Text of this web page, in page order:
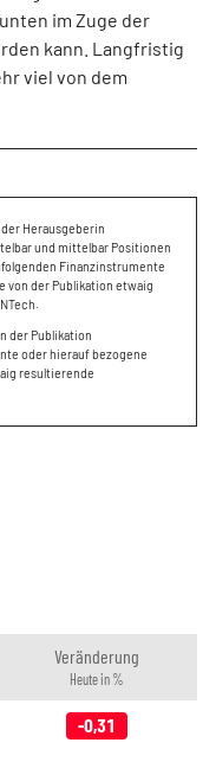
im Zuge der
kann. Langfristig
viel von dem
Herausgeberin
und mittelbar Positionen
Finanzinstrumente
von der Publikation etwaig
der Publikation
oder hierauf bezogene
resultierende
Veränderung
Heute in %
-0,31